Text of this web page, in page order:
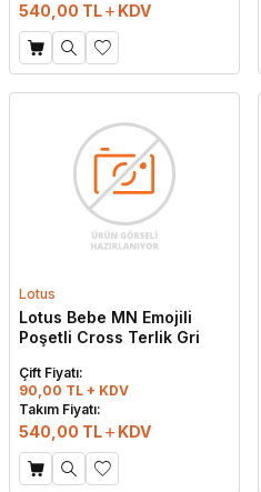
540,00 TL KDV
Lotus
Lotus Bebe MN Emojili
Poşetli Cross Terlik Gri
Çift Fiyatı:
90,00 TL + KDV
Takım Fiyatı:
540,00 TL KDV